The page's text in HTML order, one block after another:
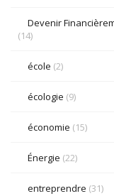
Devenir
(14)
école (2)
écologie (9)
économie (15)
Énergie (22)
entreprendre (31)